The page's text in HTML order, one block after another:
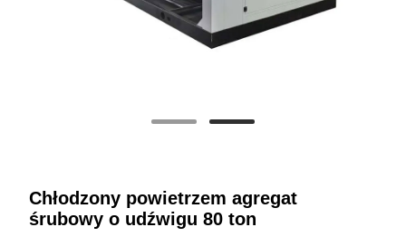
Chłodzony powietrzem agregat
śrubowy o udźwigu 80 ton